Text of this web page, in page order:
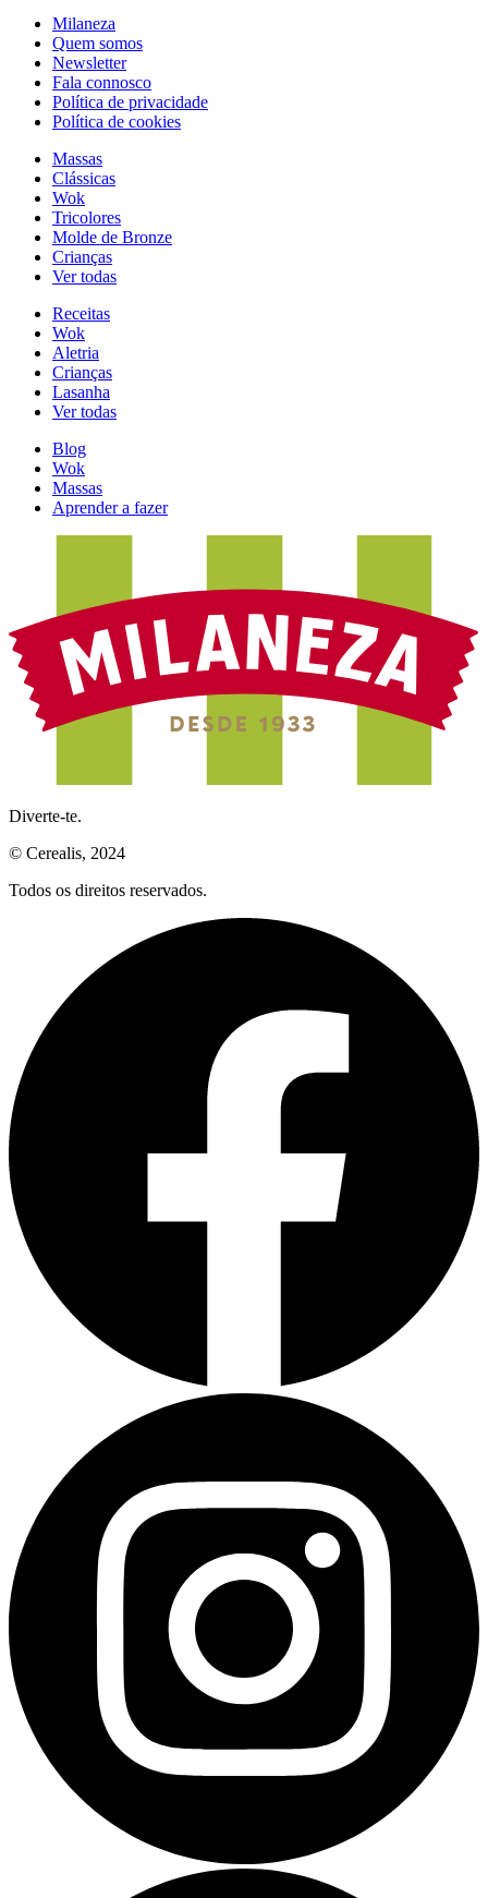
Milaneza
Quem somos
Newsletter
Fala connosco
Política de privacidade
Política de cookies
Massas
Clássicas
Wok
Tricolores
Molde de Bronze
Crianças
Ver todas
Receitas
Wok
Aletria
Crianças
Lasanha
Ver todas
Blog
Wok
Massas
Aprender a fazer
Diverte-te.
© Cerealis, 2024
Todos os direitos reservados.